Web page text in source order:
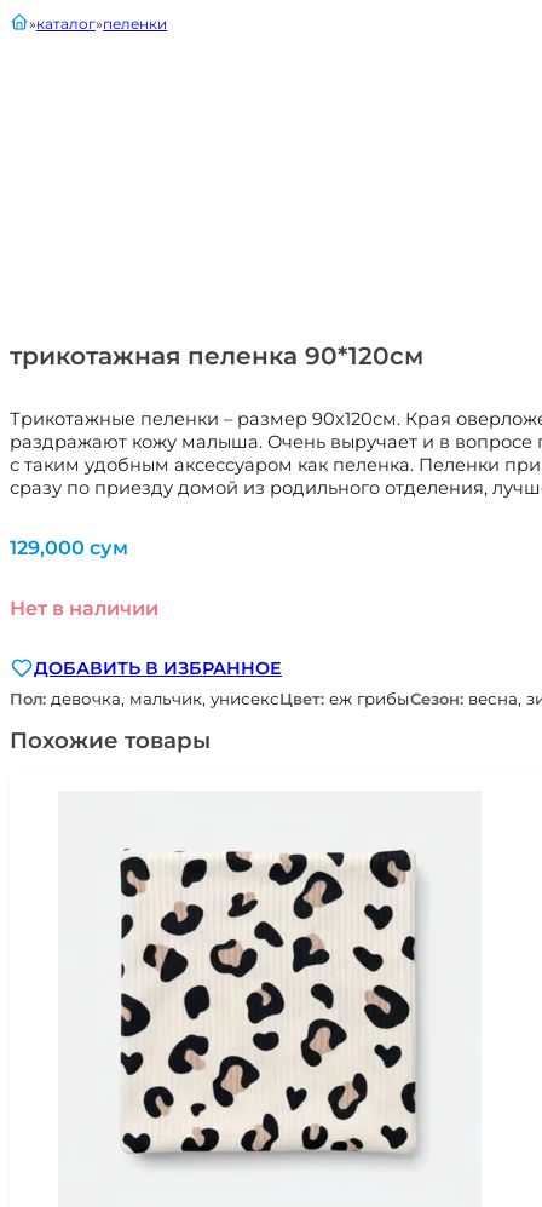
трикотажная пеленка 90*120см
Трикотажные пеленки – размер 90х120см. Края
раздражают кожу малыша. Очень выручает и в
с таким удобным аксессуаром как пеленка. Пеленки
сразу по приезду домой из родильного отделения,
главнаякаталог пеленки
129,000 сум
Нет в наличии
ДОБАВИТЬ В ИЗБРАННОЕ
Пол: девочка, мальчик, унисексЦвет: еж грибыСезон: весна,
Похожие товары